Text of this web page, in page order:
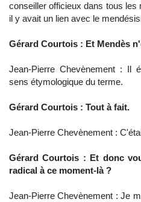
conseiller officieux dans tous
il y avait un lien avec le
Gérard Courtois : Et Mendès
Jean-Pierre Chevènement : Il
sens étymologique du terme.
Gérard Courtois : Tout à fait.
Jean-Pierre Chevènement :
Gérard Courtois : Et donc
radical à ce moment-là ?
Jean-Pierre Chevènement : Je